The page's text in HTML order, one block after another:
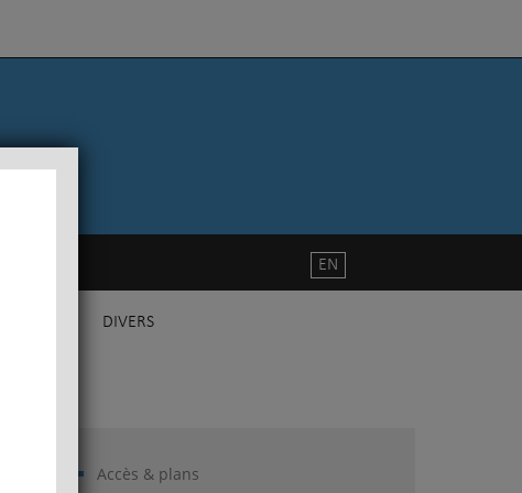
DIVERS
EN
Accès & plans